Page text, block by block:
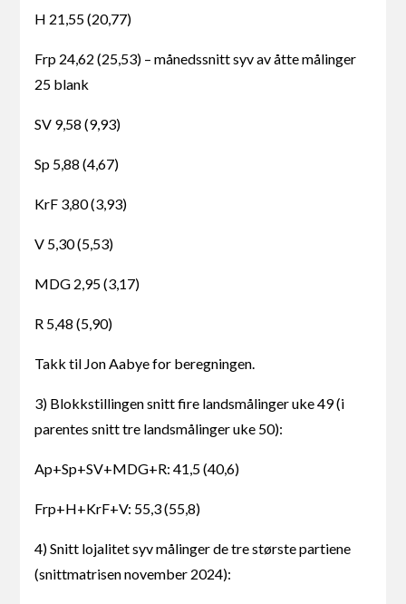
H 21,55 (20,77)
Frp 24,62 (25,53) – månedssnitt syv av åtte målinger
25 blank
SV 9,58 (9,93)
Sp 5,88 (4,67)
KrF 3,80 (3,93)
V 5,30 (5,53)
MDG 2,95 (3,17)
R 5,48 (5,90)
Takk til Jon Aabye for beregningen.
3) Blokkstillingen snitt fire landsmålinger uke 49 (i
parentes snitt tre landsmålinger uke 50):
Ap+Sp+SV+MDG+R: 41,5 (40,6)
Frp+H+KrF+V: 55,3 (55,8)
4) Snitt lojalitet syv målinger de tre største partiene
(snittmatrisen november 2024):